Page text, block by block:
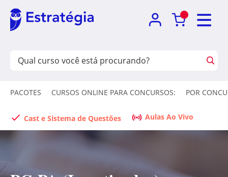
PACOTES CURSOS ONLINE PARA CONCURSOS: POR
Cast e Sistema de Questões Aulas Ao Vivo